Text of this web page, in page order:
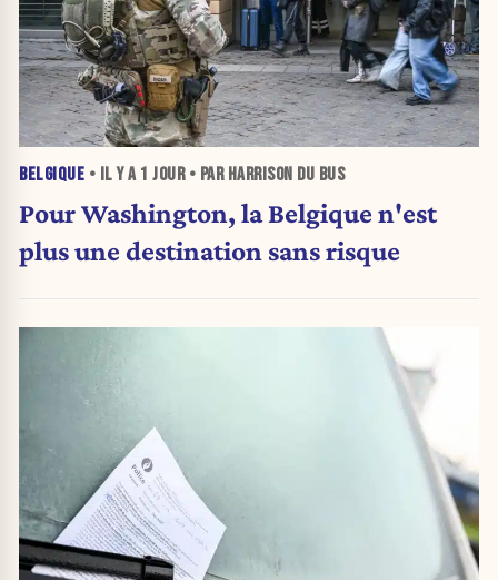
BELGIQUE • IL Y A 1 JOUR• PAR HARRISON DU BUS
Pour Washington, la Belgique n'est
plus une destination sans risque